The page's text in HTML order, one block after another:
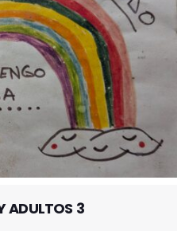
ADULTOS 3